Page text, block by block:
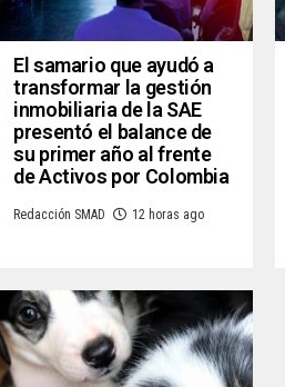
El samario que ayudó a
transformar la gestión
inmobiliaria de la SAE
presentó el balance de
su primer año al frente
de Activos por Colombia
Redacción SMAD 12 horas ago